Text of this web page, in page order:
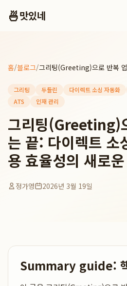
🍜맛있네
홈/블로그/
그리팅 두들린 다이렉트 소싱 자동화
ATS
인재 관리
그리팅(Greeting)
는 끝: 다이렉트 소
용 효율성의 새로
정가영 2026년 3월 19일
Summary guide: